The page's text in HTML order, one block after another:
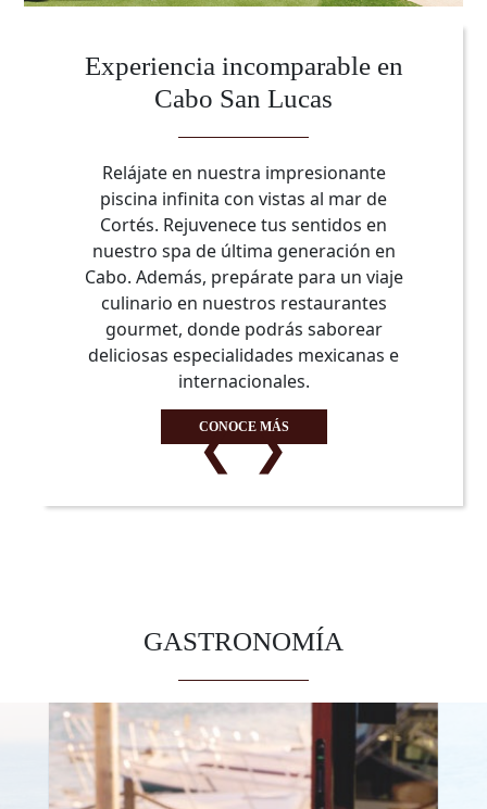
Experiencia incomparable en
Cabo San Lucas
Relájate en nuestra impresionante
piscina infinita con vistas al mar de
Cortés. Rejuvenece tus sentidos en
nuestro spa de última generación en
Cabo. Además, prepárate para un viaje
culinario en nuestros restaurantes
gourmet, donde podrás saborear
deliciosas especialidades mexicanas e
internacionales.
CONOCE MÁS
❮ ❯
GASTRONOMÍA